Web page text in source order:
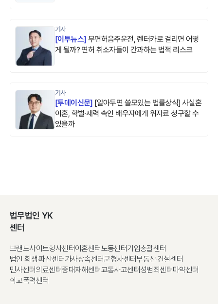
기사
[이투뉴스]무면허음주운전, 렌터카로 걸리면 어떻
게 될까? 면허 취소자들이 간과하는 법적 리스크
기사
[투데이신문] [알아두면 쓸모있는 법률상식] 사실혼
이혼, 학벌·재력 속인 배우자에게 위자료 청구할 수
있을까
법무법인 YK
센터
브랜드사이트형사센터이혼센터노동센터기업총괄센터
법인 회생·파산센터가사상속센터군형사센터부동산·건설센터
민사센터의료센터중대재해센터교통사고센터성범죄센터마약센터
학교폭력센터